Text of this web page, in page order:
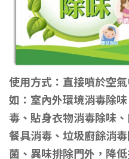
500ml
h250)
數
使用方式：直接噴於空
如： 室內外環境消毒除
毒、 貼身衣物消毒除味
餐具消毒、 垃圾廚餘消毒
菌、異味排除門外， 降